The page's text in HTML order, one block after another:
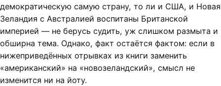
демократическую самую страну, то ли и США, и Новая
Зеландия с Австралией воспитаны Британской
империей — не берусь судить, уж слишком размыта и
обширна тема. Однако, факт остаётся фактом: если в
нижеприведённых отрывках из книги заменить
«американский» на «новозеландский», смысл не
изменится ни на йоту.